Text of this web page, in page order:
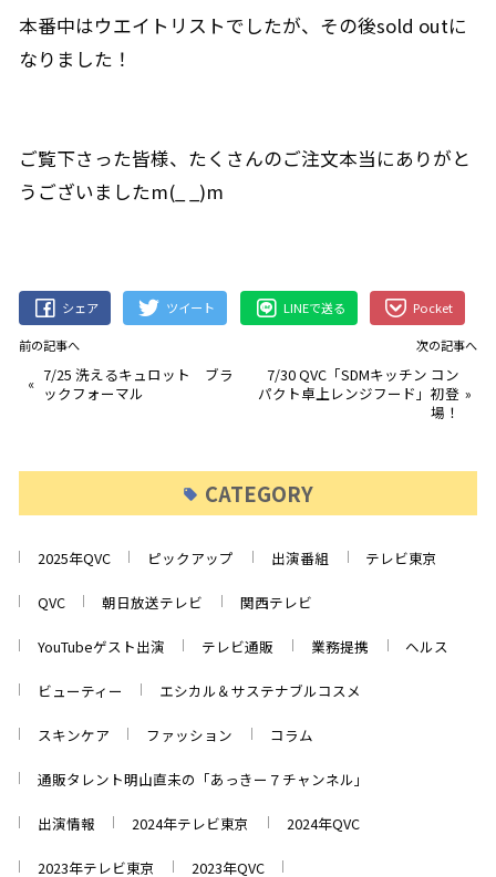
本番中はウエイトリストでしたが、その後sold outに
なりました！
ご覧下さった皆様、たくさんのご注文本当にありがと
うございましたm(_ _)m
シェア ツイート LINEで送る Pocket
前の記事へ
« 7/25 洗えるキュロット ブラ
ックフォーマル
次の記事へ
7/30 QVC「SDMキッチン コン
パクト卓上レンジフード」初登
場！
»
CATEGORY
2025年QVC ピックアップ 出演番組 テレビ東京
QVC 朝日放送テレビ 関西テレビ
YouTubeゲスト出演 テレビ通販 業務提携 ヘルス
ビューティー エシカル＆サステナブルコスメ
スキンケア ファッション コラム
通販タレント明山直未の「あっきー７チャンネル」
出演情報 2024年テレビ東京 2024年QVC
2023年テレビ東京 2023年QVC